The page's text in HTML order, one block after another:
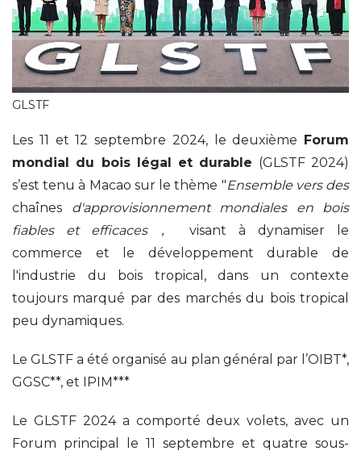
GLSTF
Les 11 et 12 septembre 2024, le deuxième
Forum
mondial du bois légal et durable (GLSTF 2024)
s’est tenu à Macao sur le thème "Ensemble vers des
chaînes d'approvisionnement mondiales en bois
fiables et efficaces，
visant à dynamiser le
commerce et le développement durable de
l'industrie du bois tropical, dans un contexte
toujours marqué par des marchés du bois tropical
peu dynamiques.
Le GLSTF a été organisé au plan général par l’OIBT*,
GGSC**, et IPIM***
Le GLSTF 2024 a comporté deux volets, avec un
Forum principal le 11 septembre et quatre sous-